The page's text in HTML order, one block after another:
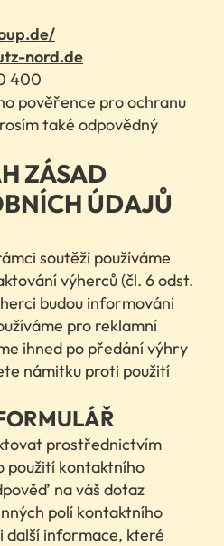
nord.de
400
pověřence pro ochranu
také odpovědný
ZÁSAD
ÚDAJŮ
soutěží používáme
výherců (čl. 6 odst.
budou informováni
pro reklamní
ihned po předání výhry
námitku proti použití
prostřednictvím
použití kontaktního
na váš dotaz
polí kontaktního
další informace, které